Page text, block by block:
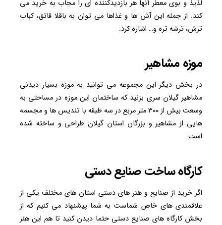
لذیذ و بوی معطر آنها هر بازدیدکننده ای را مجاب به خرید می
کند. از جمله این آش ها و غذاها می توان به باقلا قاتق، کباب
ترش، ترشه تره و… اشاره کرد.
موزه مشاهیر
در بخش دیگر این مجموعه می توانید به موزه بسیار دیدنی
مشاهیر گیلان سری بزنید که ساختمان این موزه در مساحتی به
وسعت بیش از ۳۰۰ متر مربع در سه طبقه با تندیس ها و مجسمه
هایی از مشاهیر و بزرگان استان گیلان طراحی و ساخته شده
است.
کارگاه ساخت صنایع دستی
اگر خرید از صنایع و هنر های دستی استان های مختلف یکی از
علاقمندی های خاص شماست به شما پیشنهاد می کنیم که از
بخش کارگاه های صنایع دستی حتما دیدن کنید تا هم این هنر